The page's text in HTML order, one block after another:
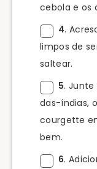
cebola e os
4.
limpos de
saltear.
5.
das-índias,
courgette
bem.
6.